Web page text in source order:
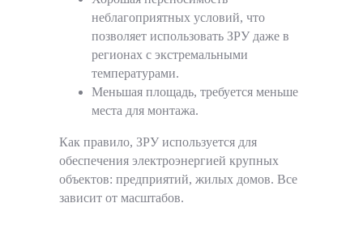
неблагоприятных условий, что
позволяет использовать ЗРУ даже в
регионах с экстремальными
температурами.
Меньшая площадь, требуется меньше
места для монтажа.
Как правило, ЗРУ используется для
обеспечения электроэнергией крупных
объектов: предприятий, жилых домов. Все
зависит от масштабов.